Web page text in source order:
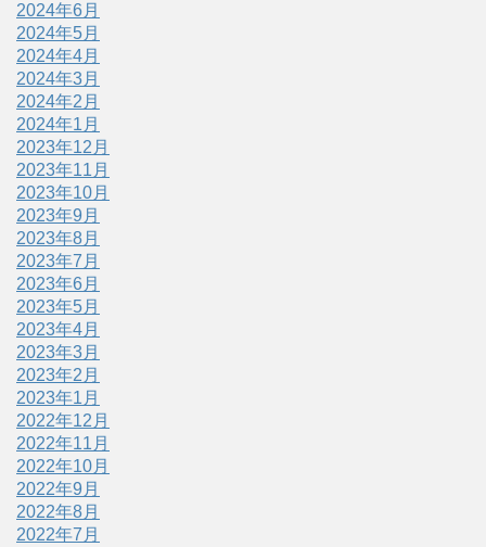
2024年6月
2024年5月
2024年4月
2024年3月
2024年2月
2024年1月
2023年12月
2023年11月
2023年10月
2023年9月
2023年8月
2023年7月
2023年6月
2023年5月
2023年4月
2023年3月
2023年2月
2023年1月
2022年12月
2022年11月
2022年10月
2022年9月
2022年8月
2022年7月